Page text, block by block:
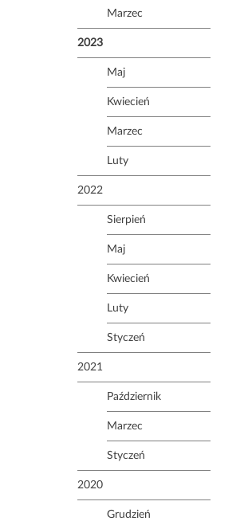
Marzec
2023
Maj
Kwiecień
Marzec
Luty
2022
Sierpień
Maj
Kwiecień
Luty
Styczeń
2021
Październik
Marzec
Styczeń
2020
Grudzień